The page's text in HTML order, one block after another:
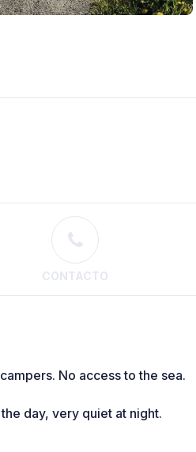
CONTACTO
No access to the sea.
day, very quiet at night.